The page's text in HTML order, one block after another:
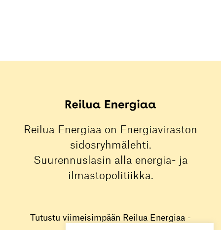
Reilua Energiaa on Energiaviraston
sidosryhmälehti.
Suurennuslasin alla energia- ja
ilmastopolitiikka.
Tutustu viimeisimpään Reilua Energiaa -